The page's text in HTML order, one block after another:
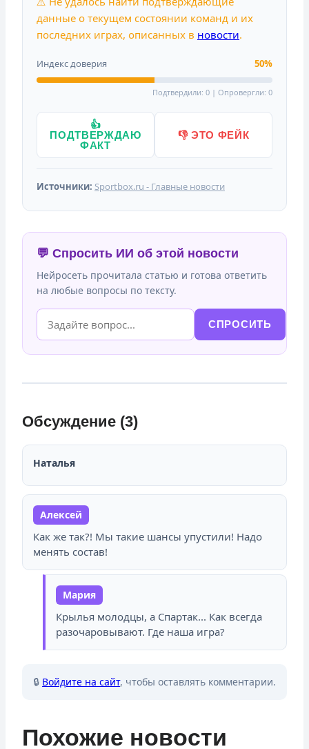
данные о текущем состоянии команд и их
последних играх, описанных в новости.
Индекс доверия 50%
Подтвердили: 0 | Опровергли: 0
👍
ПОДТВЕРЖДАЮ
ФАКТ
👎 ЭТО ФЕЙК
Источники: Sportbox.ru - Главные новости
💬 Спросить ИИ об этой новости
Нейросеть прочитала статью и готова ответить
на любые вопросы по тексту.
СПРОСИТЬ
Обсуждение (3)
Наталья
Алексей
Как же так?! Мы такие шансы упустили! Надо
менять состав!
Мария
Крылья молодцы, а Спартак... Как всегда
разочаровывают. Где наша игра?
🔒 Войдите на сайт, чтобы оставлять комментарии.
Похожие новости